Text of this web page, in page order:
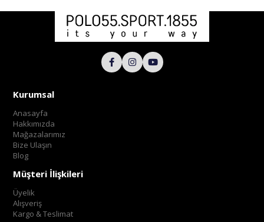
Kurumsal
Anasayfa
Hakkımızda
Mağazalarımız
Bize Ulaşın
Blog
Müşteri İlişkileri
Üyelik
Alışveriş
Kargo & Teslimat